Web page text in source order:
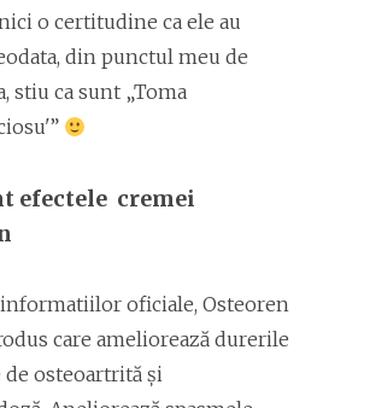
o certitudine ca ele au
din punctul meu de
stiu ca sunt „Toma
efectele cremei
oficiale, Osteoren
care ameliorează durerile
de osteoartrită și